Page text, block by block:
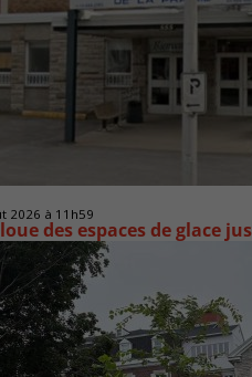
2026 à 11h59
des espaces de glace